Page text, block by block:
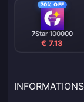
70% OFF
7Star 100000
€ 7.13